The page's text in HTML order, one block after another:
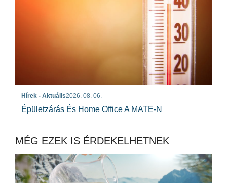
Hírek - Aktuális2026. 08. 06.
Épületzárás És Home Office A MATE-N
MÉG EZEK IS ÉRDEKELHETNEK